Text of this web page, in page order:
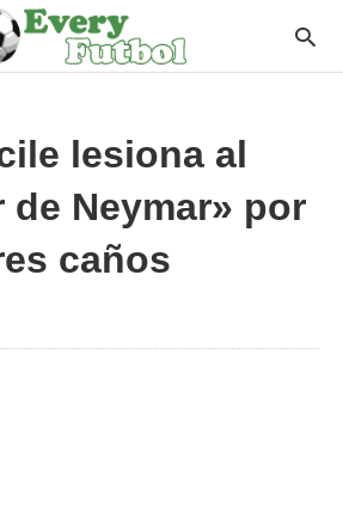
lesiona al
de Neymar» por
caños